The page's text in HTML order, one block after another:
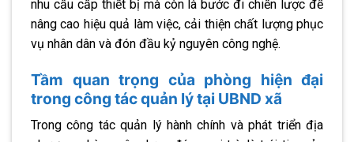
nhu cầu cấp thiết bị mà còn là bước đi chiến lược để
nâng cao hiệu quả làm việc, cải thiện chất lượng phục
vụ nhân dân và đón đầu kỷ nguyên công nghệ.
Tầm quan trọng của phòng hiện đại
trong công tác quản lý tại UBND xã
Trong công tác quản lý hành chính và phát triển địa